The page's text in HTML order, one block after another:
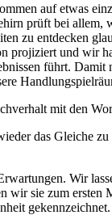
auf etwas
prüft bei allem,
zu entdecken
projiziert und wir
führt. Damit
mit den
das Gleiche zu
Wir
wir sie zum ersten
gekennzeichnet.